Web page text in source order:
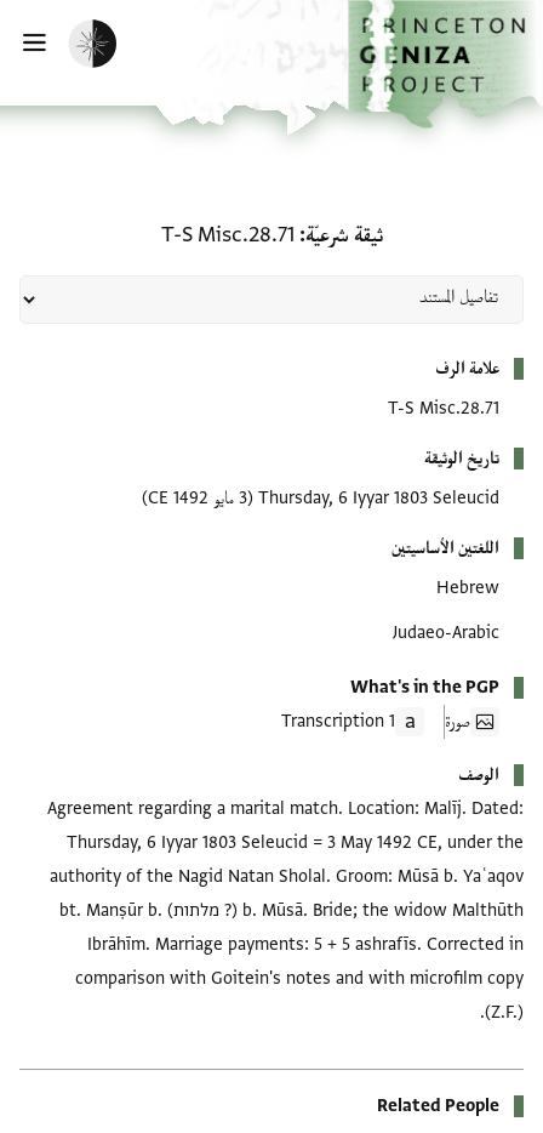
إلى المحتوى الرئيسي
الرئيسية
تفعيل الوضع المظلم
ثيقة شرعيّة T-S Misc.28.71
علامة الرف
T-S Misc.28.71
تاريخ الوثيقة
Thursday, 6 Iyyar 1803 Seleucid (3 مايو 1492 CE)
اللغتين الأساسيتين
Hebrew
Judaeo-Arabic
What's in the PGP
صورة
1 Transcription
الوصف
Agreement regarding a marital match. Location: Malīj. Dated:
Thursday, 6 Iyyar 1803 Seleucid = 3 May 1492 CE, under the
authority of the Nagid Natan Sholal. Groom: Mūsā b. Yaʿaqov
b. Mūsā. Bride; the widow Malthūth (? מלתות) bt. Manṣūr b.
Ibrāhīm. Marriage payments: 5 + 5 ashrafīs. Corrected in
comparison with Goitein's notes and with microfilm copy
(Z.F.).
Related People